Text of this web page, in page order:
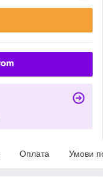
Оплата Умови